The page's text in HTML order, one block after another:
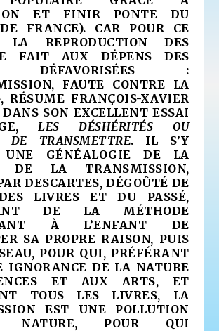
ET FINIR PONTE DU
FRANCE). CAR POUR CE
LA REPRODUCTION DES
FAIT AUX DÉPENS DES
DÉFAVORISÉES :
FAUTE CONTRE LA
RÉSUME FRANÇOIS-XAVIER
SON EXCELLENT ESSAI
LES DÉSHÉRITÉS OU
DE TRANSMETTRE. IL S’Y
GÉNÉALOGIE DE LA
DE LA TRANSMISSION,
DESCARTES, DÉGOÛTÉ DE
DES LIVRES ET DU PASSÉ,
DE LA MÉTHODE
À L’ENFANT DE
SA PROPRE RAISON, PUIS
POUR QUI, PRÉFÉRANT
IGNORANCE DE LA NATURE
ET AUX ARTS, ET
TOUS LES LIVRES, LA
EST UNE POLLUTION
POUR QUI